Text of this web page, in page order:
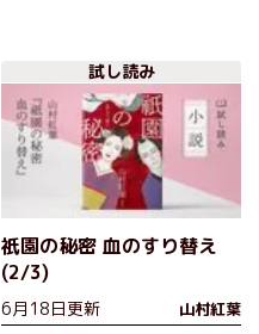
試し読み
祇園の秘密 血のすり替え
(2/3)
6月18日更新 山村紅葉